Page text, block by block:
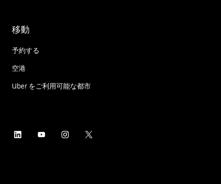
移動
予約する
空港
Uber をご利用可能な都市